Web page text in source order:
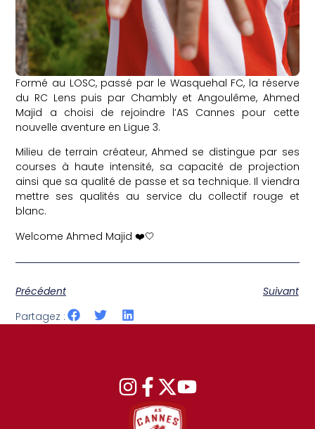
Formé au LOSC, passé par le Wasquehal FC, la réserve
du RC Lens puis par Chambly et Angoulême, Ahmed
Majid a choisi de rejoindre l’AS Cannes pour cette
nouvelle aventure en Ligue 3.
Milieu de terrain créateur, Ahmed se distingue par ses
courses à haute intensité, sa capacité de projection
ainsi que sa qualité de passe et sa technique. Il viendra
mettre ses qualités au service du collectif rouge et
blanc.
Welcome Ahmed Majid ❤️🤍
Précédent
Suivant
Partagez :